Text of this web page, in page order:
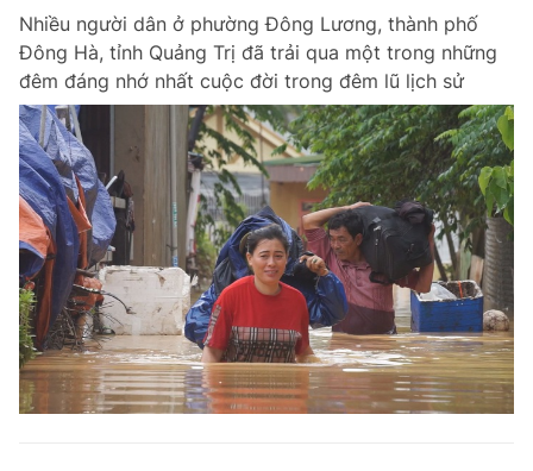
Nhiều người dân ở phường Đông Lương, thành phố
Đông Hà, tỉnh Quảng Trị đã trải qua một trong những
đêm đáng nhớ nhất cuộc đời trong đêm lũ lịch sử